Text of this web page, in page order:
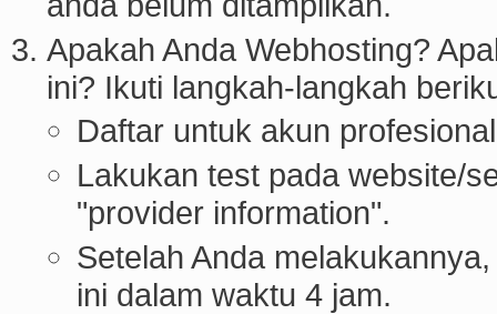
Apakah Anda Webhosting?
ini? Ikuti langkah-langkah
Daftar untuk akun
Lakukan test pada website/
"provider information".
Setelah Anda
ini dalam waktu 4 jam.